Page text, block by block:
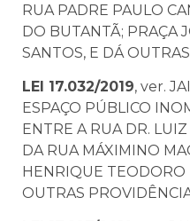
RUA PADRE PAULO
DO BUTANTÃ; PRAÇA
SANTOS, E DÁ
LEI 17.032/2019, ver.
ESPAÇO PÚBLICO
ENTRE A RUA DR.
DA RUA MÁXIMINO
HENRIQUE TEODORO
OUTRAS